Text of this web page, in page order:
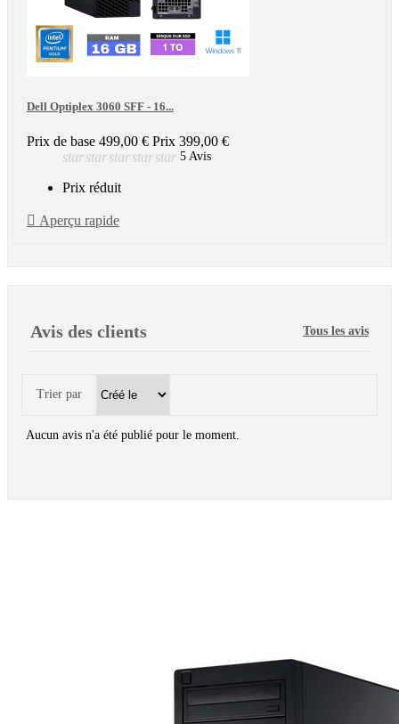
Dell Optiplex 3060 SFF - 16...
Prix de base 499,00 € Prix 399,00 €
star star star star star 5 Avis
Prix réduit
 Aperçu rapide
Avis des clients Tous les avis
Trier par
Aucun avis n'a été publié pour le moment.